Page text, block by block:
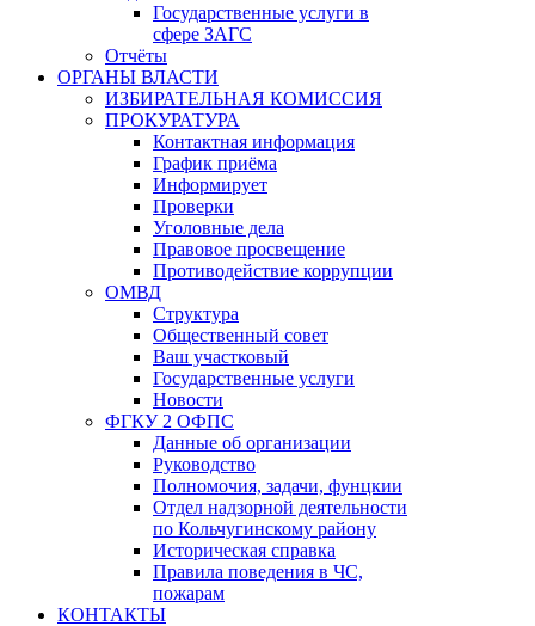
Государственные услуги в
сфере ЗАГС
Отчёты
ОРГАНЫ ВЛАСТИ
ИЗБИРАТЕЛЬНАЯ КОМИССИЯ
ПРОКУРАТУРА
Контактная информация
График приёма
Информирует
Проверки
Уголовные дела
Правовое просвещение
Противодействие коррупции
ОМВД
Структура
Общественный совет
Ваш участковый
Государственные услуги
Новости
ФГКУ 2 ОФПС
Данные об организации
Руководство
Полномочия, задачи, фунцкии
Отдел надзорной деятельности
по Кольчугинскому району
Историческая справка
Правила поведения в ЧС,
пожарам
КОНТАКТЫ